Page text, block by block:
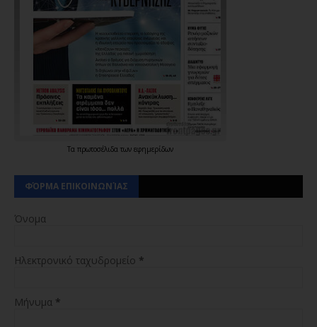
Τα πρωτοσέλιδα των εφημερίδων
ΦΌΡΜΑ ΕΠΙΚΟΙΝΩΝΊΑΣ
Όνομα
Ηλεκτρονικό ταχυδρομείο *
Μήνυμα *